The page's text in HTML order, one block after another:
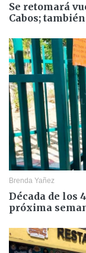
Se retomará
Cabos;
Brenda Yañez
Década de los
próxima